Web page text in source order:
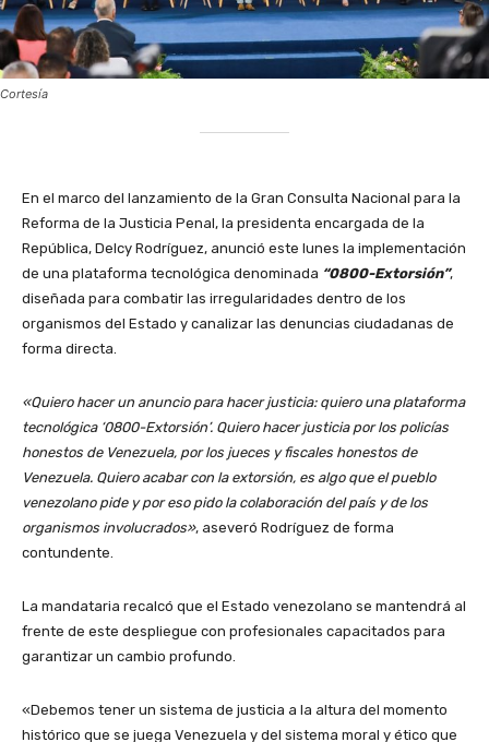
Cortesía
En el marco del lanzamiento de la Gran Consulta Nacional para la
Reforma de la Justicia Penal, la presidenta encargada de la
República, Delcy Rodríguez, anunció este lunes la implementación
de una plataforma tecnológica denominada “0800-Extorsión”,
diseñada para combatir las irregularidades dentro de los
organismos del Estado y canalizar las denuncias ciudadanas de
forma directa.
«Quiero hacer un anuncio para hacer justicia: quiero una plataforma
tecnológica ‘0800-Extorsión’. Quiero hacer justicia por los policías
honestos de Venezuela, por los jueces y fiscales honestos de
Venezuela. Quiero acabar con la extorsión, es algo que el pueblo
venezolano pide y por eso pido la colaboración del país y de los
organismos involucrados», aseveró Rodríguez de forma
contundente.
La mandataria recalcó que el Estado venezolano se mantendrá al
frente de este despliegue con profesionales capacitados para
garantizar un cambio profundo.
«Debemos tener un sistema de justicia a la altura del momento
histórico que se juega Venezuela y del sistema moral y ético que